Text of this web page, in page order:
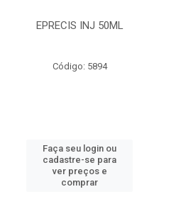
EPRECIS INJ 50ML
Código: 5894
Faça seu login ou
cadastre-se para
ver preços e
comprar